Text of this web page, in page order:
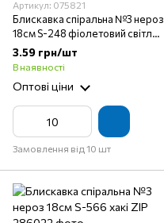
Артикул: 075821
Блискавка спіральна №3 нероз
18см S-248 фіолетовий світлий
з кордом SBS
3.59 грн/шт
В наявності
Оптові ціни
Замовлення від 10 шт